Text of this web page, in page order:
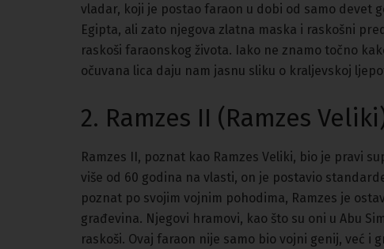
vladar, koji je postao faraon u dobi od samo devet
Egipta, ali zato njegova zlatna maska i raskošni
raskoši faraonskog života. Iako ne znamo točno
očuvana lica daju nam jasnu sliku o kraljevskoj
2. Ramzes II (Ramzes
Ramzes II, poznat kao Ramzes Veliki, bio je pravi
više od 60 godina na vlasti, on je postavio
poznat po svojim vojnim pohodima, Ramzes je
građevina. Njegovi hramovi, kao što su oni u Abu
raskoši. Ovaj faraon nije samo bio vojni genij, već i